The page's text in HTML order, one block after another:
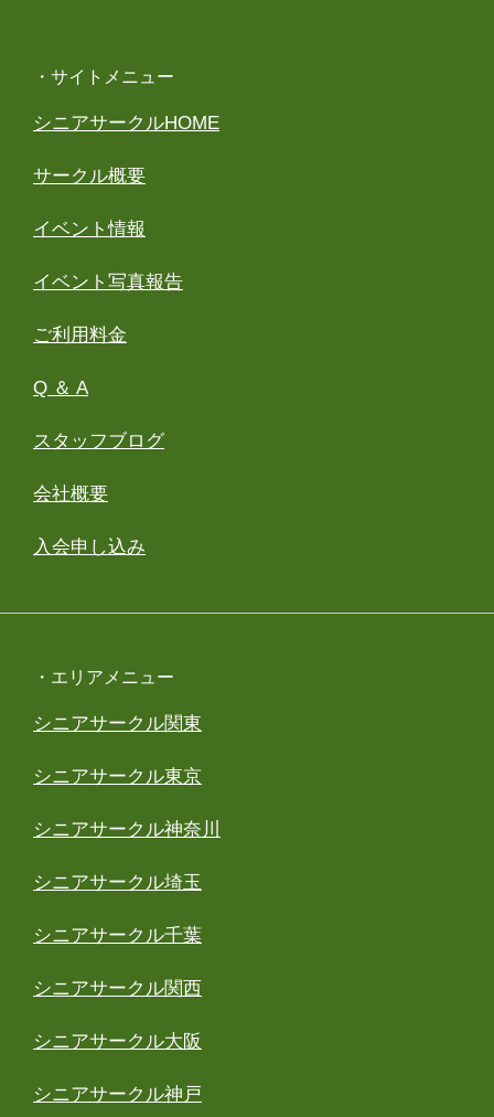
・サイトメニュー
シニアサークルHOME
サークル概要
イベント情報
イベント写真報告
ご利用料金
Q ＆ A
スタッフブログ
会社概要
入会申し込み
・エリアメニュー
シニアサークル関東
シニアサークル東京
シニアサークル神奈川
シニアサークル埼玉
シニアサークル千葉
シニアサークル関西
シニアサークル大阪
シニアサークル神戸